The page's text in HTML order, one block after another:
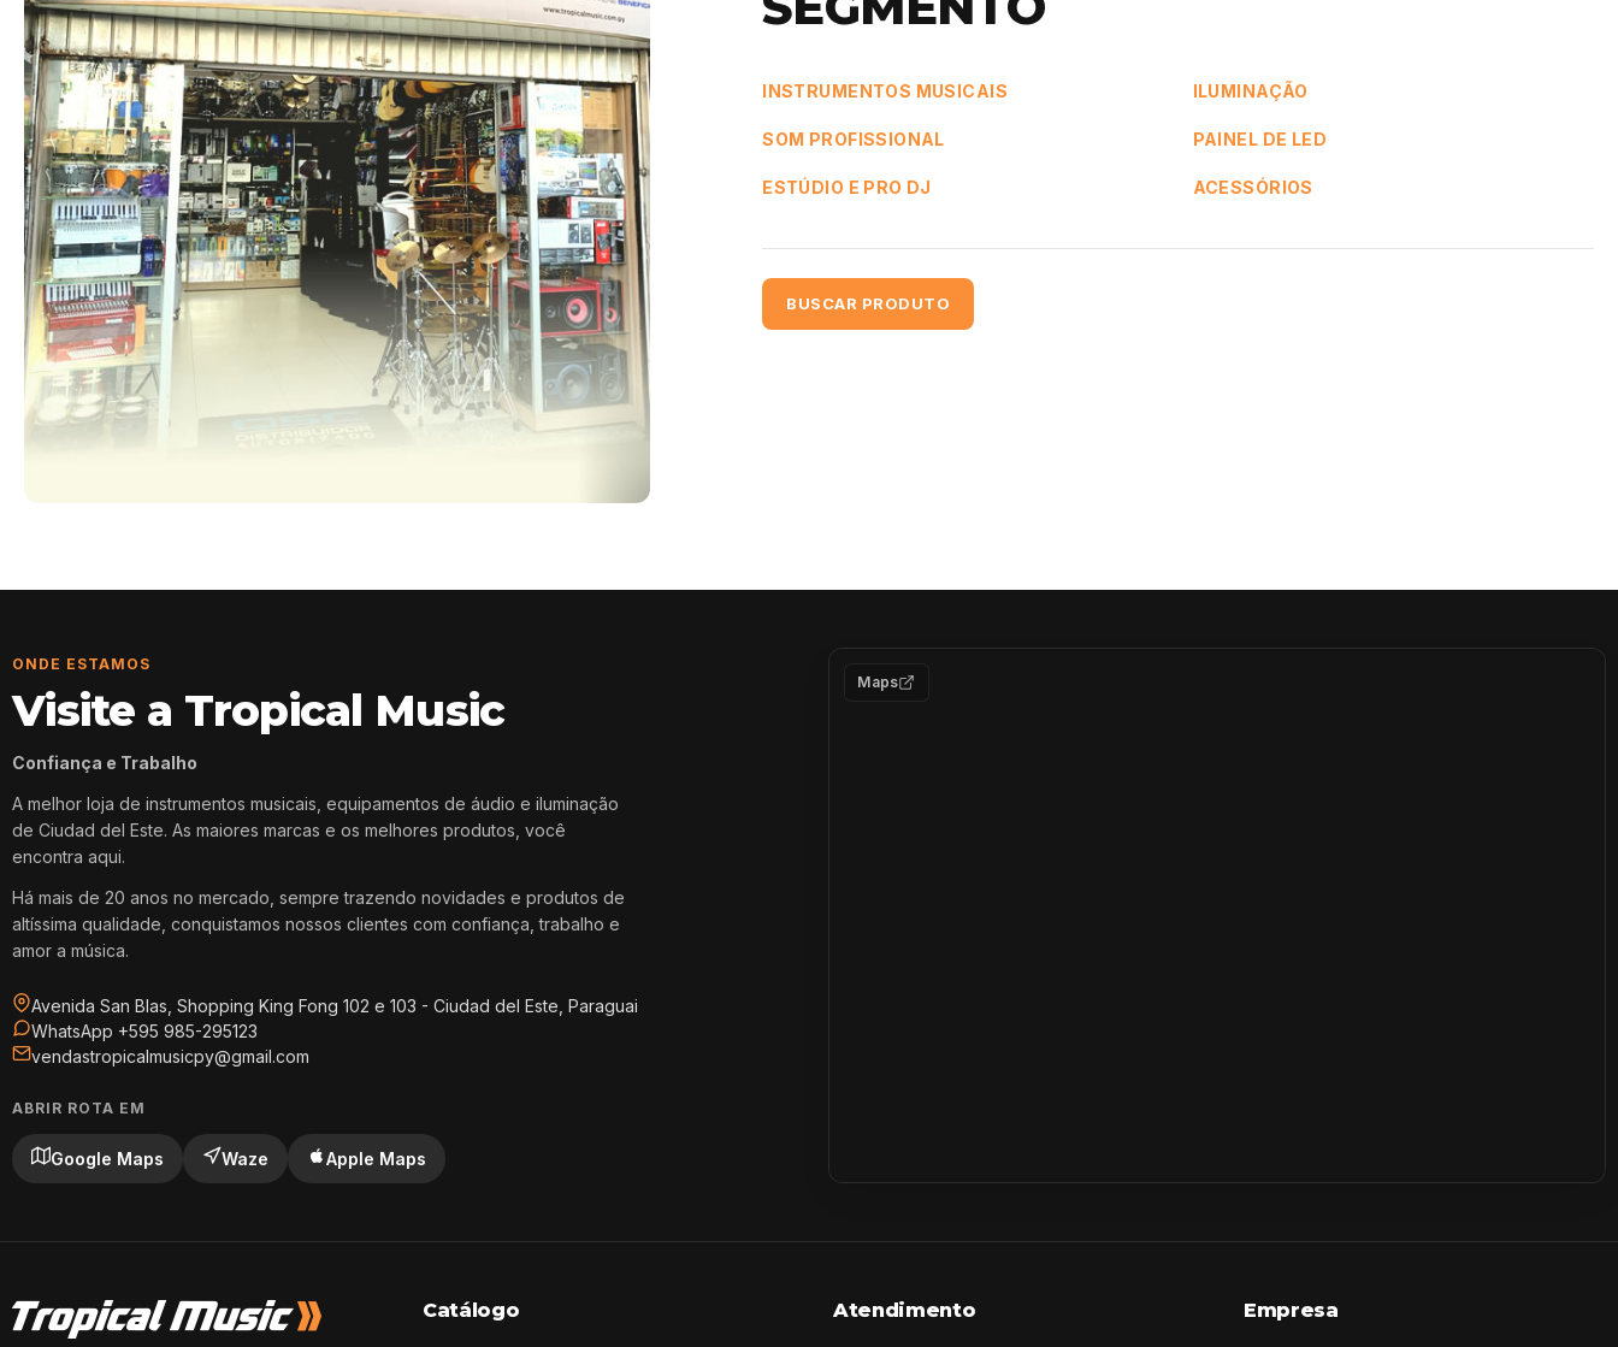
INSTRUMENTOS MUSICAIS ILUMINAÇÃO
SOM PROFISSIONAL PAINEL DE LED
ESTÚDIO E PRO DJ ACESSÓRIOS
BUSCAR PRODUTO
ONDE ESTAMOS
Visite a Tropical Music
Confiança e Trabalho
A melhor loja de instrumentos musicais, equipamentos de áudio e iluminação
de Ciudad del Este. As maiores marcas e os melhores produtos, você
encontra aqui.
Há mais de 20 anos no mercado, sempre trazendo novidades e produtos de
altíssima qualidade, conquistamos nossos clientes com confiança, trabalho e
amor a música.
Avenida San Blas, Shopping King Fong 102 e 103 - Ciudad del Este, Paraguai
WhatsApp +595 985-295123
vendastropicalmusicpy@gmail.com
ABRIR ROTA EM
Google Maps Waze Apple Maps
Maps
Catálogo Atendimento Empresa